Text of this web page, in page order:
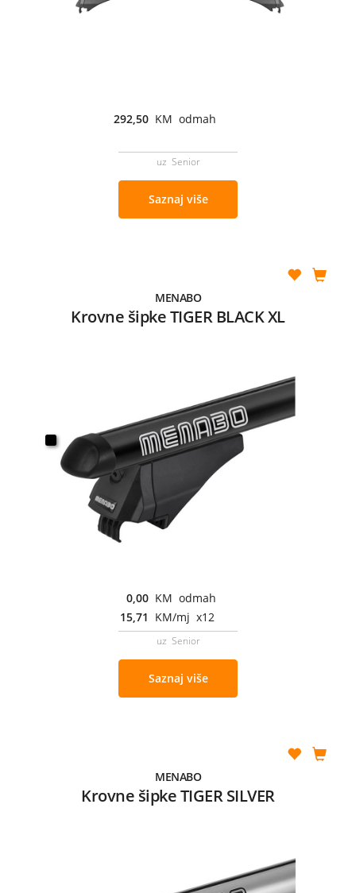
292,50 KM odmah
uz Senior
Saznaj više
MENABO
Krovne šipke TIGER BLACK XL
0,00 KM odmah
15,71 KM/mj x12
uz Senior
Saznaj više
MENABO
Krovne šipke TIGER SILVER